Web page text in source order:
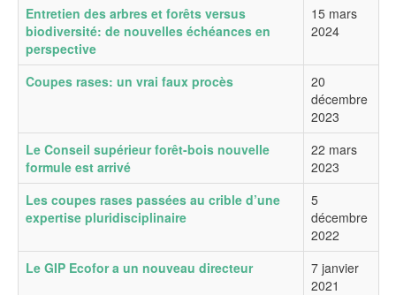
Entretien des arbres et forêts versus
biodiversité: de nouvelles échéances en
perspective
15 mars
2024
Coupes rases: un vrai faux procès
20
décembre
2023
Le Conseil supérieur forêt-bois nouvelle
formule est arrivé
22 mars
2023
Les coupes rases passées au crible d’une
expertise pluridisciplinaire
5
décembre
2022
Le GIP Ecofor a un nouveau directeur
7 janvier
2021